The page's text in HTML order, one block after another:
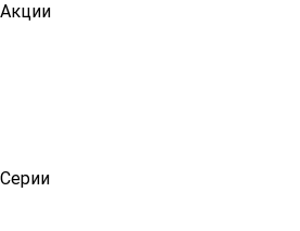
Акции
Серии